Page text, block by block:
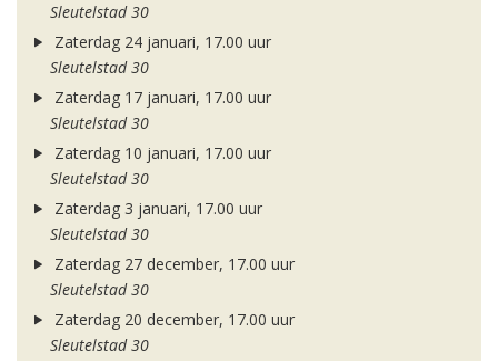
Sleutelstad 30
Zaterdag 24 januari, 17.00 uur
Sleutelstad 30
Zaterdag 17 januari, 17.00 uur
Sleutelstad 30
Zaterdag 10 januari, 17.00 uur
Sleutelstad 30
Zaterdag 3 januari, 17.00 uur
Sleutelstad 30
Zaterdag 27 december, 17.00 uur
Sleutelstad 30
Zaterdag 20 december, 17.00 uur
Sleutelstad 30